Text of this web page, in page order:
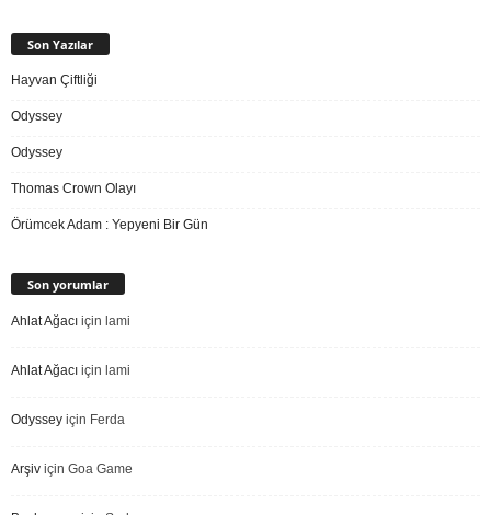
Son Yazılar
Hayvan Çiftliği
Odyssey
Odyssey
Thomas Crown Olayı
Örümcek Adam : Yepyeni Bir Gün
Son yorumlar
Ahlat Ağacı için lami
Ahlat Ağacı için lami
Odyssey için Ferda
Arşiv için Goa Game